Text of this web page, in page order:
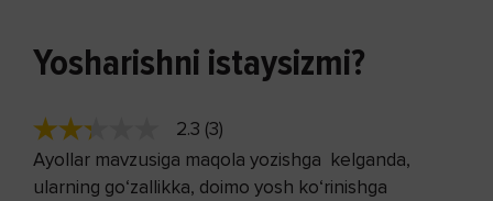
Yosharishni istaysizmi?
2.3 (3)
Ayollar mavzusiga maqola yozishga kelganda,
ularning go‘zallikka, doimo yosh ko‘rinishga